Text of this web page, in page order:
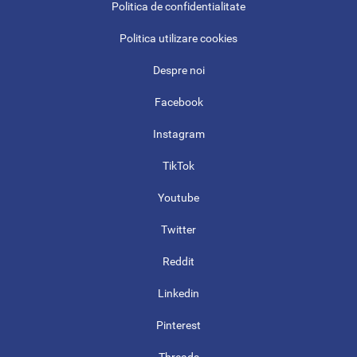
Politica de confidentialitate
Politica utilizare cookies
Despre noi
Facebook
Instagram
TikTok
Youtube
Twitter
Reddit
Linkedin
Pinterest